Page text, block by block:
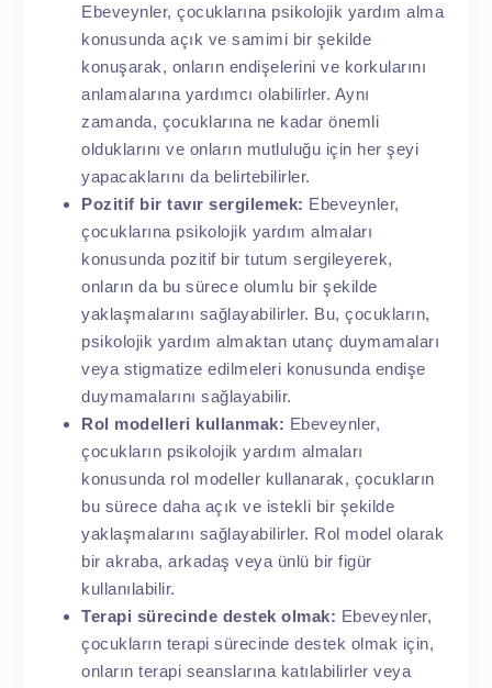
Ebeveynler, çocuklarına psikolojik yardım alma
konusunda açık ve samimi bir şekilde
konuşarak, onların endişelerini ve korkularını
anlamalarına yardımcı olabilirler. Aynı
zamanda, çocuklarına ne kadar önemli
olduklarını ve onların mutluluğu için her şeyi
yapacaklarını da belirtebilirler.
Pozitif bir tavır sergilemek: Ebeveynler,
çocuklarına psikolojik yardım almaları
konusunda pozitif bir tutum sergileyerek,
onların da bu sürece olumlu bir şekilde
yaklaşmalarını sağlayabilirler. Bu, çocukların,
psikolojik yardım almaktan utanç duymamaları
veya stigmatize edilmeleri konusunda endişe
duymamalarını sağlayabilir.
Rol modelleri kullanmak: Ebeveynler,
çocukların psikolojik yardım almaları
konusunda rol modeller kullanarak, çocukların
bu sürece daha açık ve istekli bir şekilde
yaklaşmalarını sağlayabilirler. Rol model olarak
bir akraba, arkadaş veya ünlü bir figür
kullanılabilir.
Terapi sürecinde destek olmak: Ebeveynler,
çocukların terapi sürecinde destek olmak için,
onların terapi seanslarına katılabilirler veya